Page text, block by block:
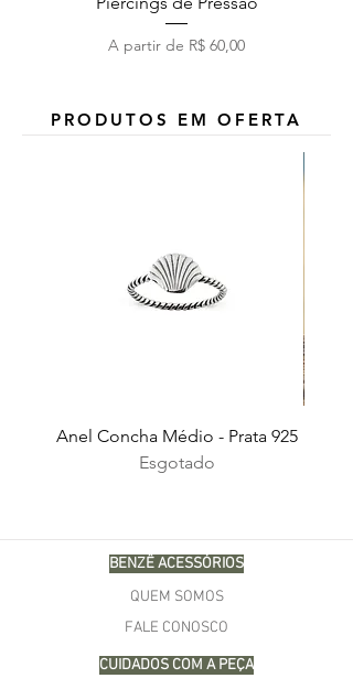
A partir de R$ 60,00
Preço promocional
PRODUTOS EM OFERTA
Anel Concha Médio - Prata 925
Esgotado
BENZÊ ACESSÓRIOS
QUEM SOMOS
FALE CONOSCO
CUIDADOS COM A PEÇA